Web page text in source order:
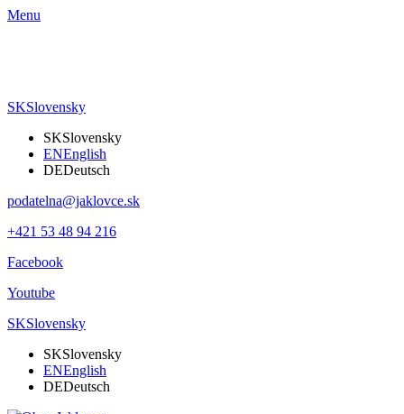
Menu
SKSlovensky
SKSlovensky
ENEnglish
DEDeutsch
podatelna@jaklovce.sk
+421 53 48 94 216
Facebook
Youtube
SKSlovensky
SKSlovensky
ENEnglish
DEDeutsch